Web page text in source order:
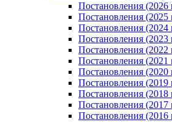
Постановления (2026
Постановления (2025
Постановления (2024
Постановления (2023
Постановления (2022
Постановления (2021
Постановления (2020
Постановления (2019
Постановления (2018
Постановления (2017
Постановления (2016